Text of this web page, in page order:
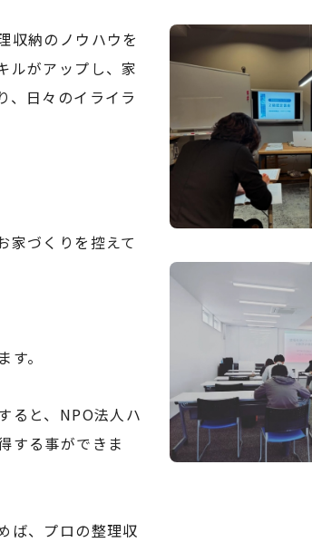
収納のノウハウを
ルがアップし、家
、日々のイライラ
家づくりを控えて
。
ると、NPO法人ハ
する事ができま
ば、プロの整理収